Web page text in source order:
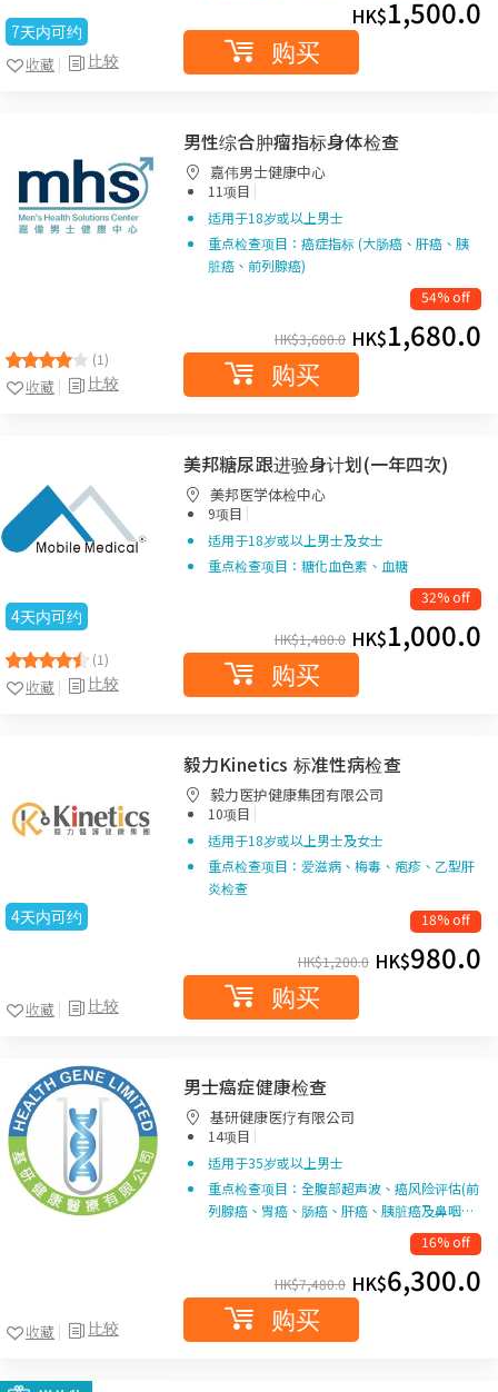
7天内可约
比较
收藏
HK$1,500.0
购买
(1)
比较
收藏
男性综合肿瘤指标身体检查
嘉伟男士健康中心
11项目 |
适用于18岁或以上男士
重点检查项目：癌症指标 (大肠癌、肝癌、胰
脏癌、前列腺癌)
54% off
HK$3,680.0 HK$1,680.0
购买
4天内可约
(1)
比较
收藏
美邦糖尿跟进验身计划(一年四次)
美邦医学体检中心
9项目 |
适用于18岁或以上男士及女士
重点检查项目：糖化血色素、血糖
32% off
HK$1,480.0 HK$1,000.0
购买
4天内可约
比较
收藏
毅力Kinetics 标准性病检查
毅力医护健康集团有限公司
10项目 |
适用于18岁或以上男士及女士
重点检查项目：爱滋病、梅毒、疱疹、乙型肝
炎检查
18% off
HK$1,200.0 HK$980.0
购买
比较
收藏
男士癌症健康检查
基研健康医疗有限公司
14项目 |
适用于35岁或以上男士
重点检查项目：全腹部超声波、癌风险评估(前
列腺癌、胃癌、肠癌、肝癌、胰脏癌及鼻咽…
16% off
HK$7,480.0 HK$6,300.0
购买